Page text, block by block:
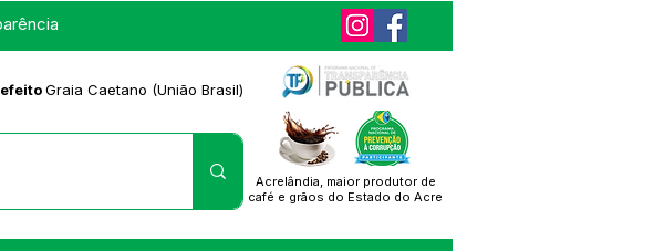
Graia Caetano (União Brasil)
Acrelândia, maior produtor de
café e grãos do Estado do Acre